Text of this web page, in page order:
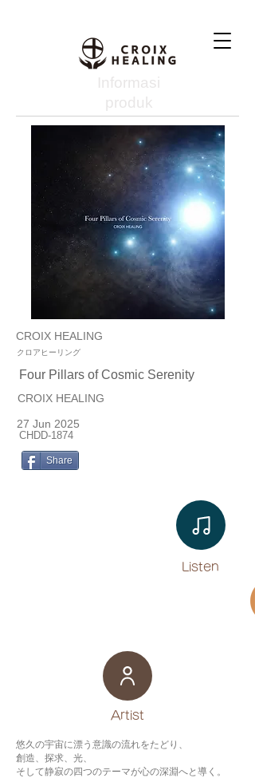
Informasi
produk
CROIX HEALING
クロアヒーリング
Four Pillars of Cosmic Serenity
CROIX HEALING
27 Jun 2025
CHDD-1874
Share
Listen​
​Artist
悠久の宇宙に漂う意識の流れをたどり、
創造、探求、光、
そして静寂の四つのテーマが心の深淵へと導く。